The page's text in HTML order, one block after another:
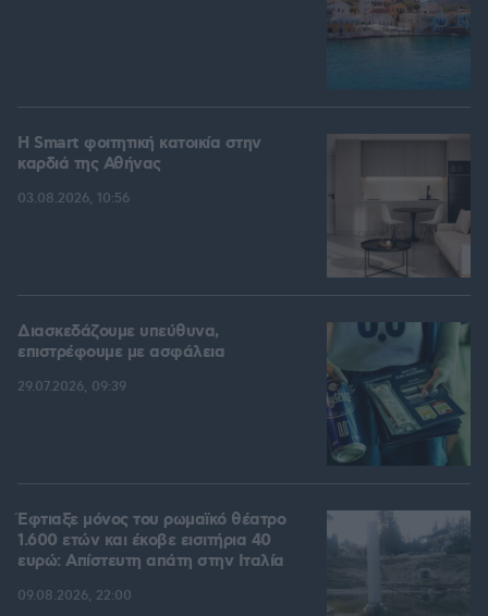
Η Smart φοιτητική κατοικία στην
καρδιά της Αθήνας
03.08.2026, 10:56
Διασκεδάζουμε υπεύθυνα,
επιστρέφουμε με ασφάλεια
29.07.2026, 09:39
Έφτιαξε μόνος του ρωμαϊκό θέατρο
1.600 ετών και έκοβε εισιτήρια 40
ευρώ: Απίστευτη απάτη στην Ιταλία
09.08.2026, 22:00